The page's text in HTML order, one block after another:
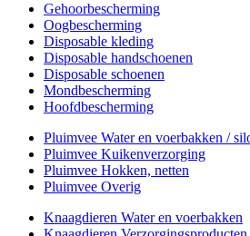
Gehoorbescherming
Oogbescherming
Disposable kleding
Disposable handschoenen
Disposable schoenen
Mondbescherming
Hoofdbescherming
Pluimvee Water en voerbakken /
Pluimvee Kuikenverzorging
Pluimvee Hokken, netten
Pluimvee Overig
Knaagdieren Water en voerbakken